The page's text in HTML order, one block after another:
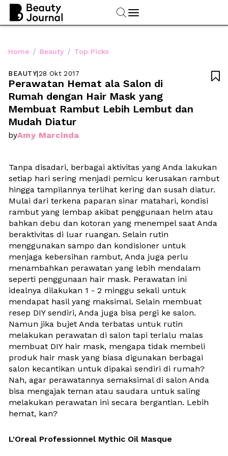
Home / Beauty / Top Picks
BEAUTY|28 Okt 2017
Perawatan Hemat ala Salon di
Rumah dengan Hair Mask yang
Membuat Rambut Lebih Lembut dan
Mudah Diatur
byAmy Marcinda

Tanpa disadari, berbagai aktivitas yang Anda lakukan
setiap hari sering menjadi pemicu kerusakan rambut
hingga tampilannya terlihat kering dan susah diatur.
Mulai dari terkena paparan sinar matahari, kondisi
rambut yang lembap akibat penggunaan helm atau
bahkan debu dan kotoran yang menempel saat Anda
beraktivitas di luar ruangan. Selain rutin
menggunakan sampo dan kondisioner untuk
menjaga kebersihan rambut, Anda juga perlu
menambahkan perawatan yang lebih mendalam
seperti penggunaan hair mask. Perawatan ini
idealnya dilakukan 1 - 2 minggu sekali untuk
mendapat hasil yang maksimal. Selain membuat
resep DIY sendiri, Anda juga bisa pergi ke salon.
Namun jika bujet Anda terbatas untuk rutin
melakukan perawatan di salon tapi terlalu malas
membuat DIY hair mask, mengapa tidak membeli
produk hair mask yang biasa digunakan berbagai
salon kecantikan untuk dipakai sendiri di rumah?
Nah, agar perawatannya semaksimal di salon Anda
bisa mengajak teman atau saudara untuk saling
melakukan perawatan ini secara bergantian. Lebih
hemat, kan?
L'Oreal Professionnel Mythic Oil Masque